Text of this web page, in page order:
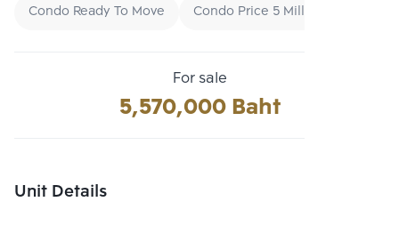
Condo Ready To Move Condo Price 5 Million Baht - 7
For sale
5,570,000 Baht
Unit Details